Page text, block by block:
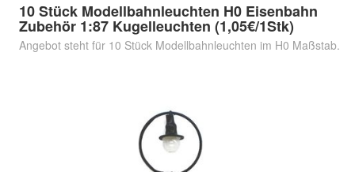
10 Stück Modellbahnleuchten H0 Eisenbahn
Zubehör 1:87 Kugelleuchten (1,05€/1Stk)
Angebot steht für 10 Stück Modellbahnleuchten im H0 Maßstab.